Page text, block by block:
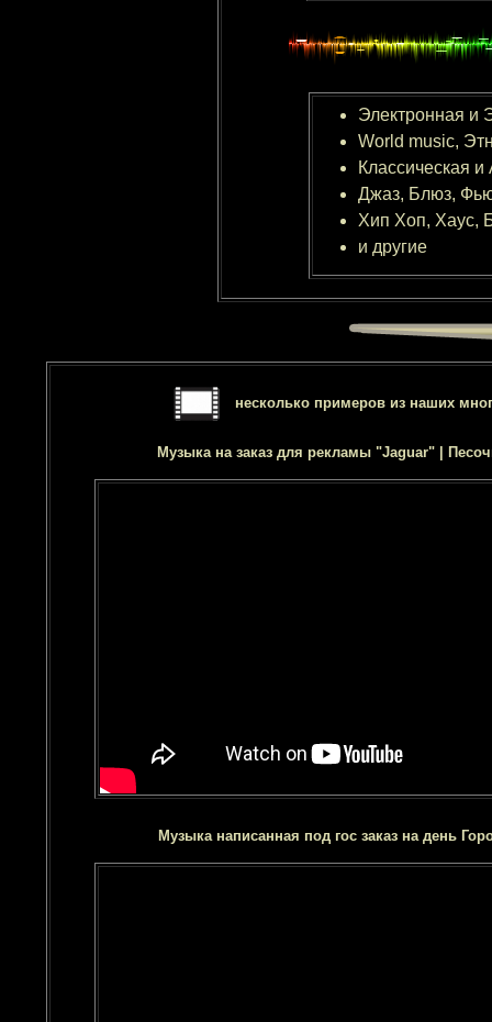
Электронная и
World music,
Классическая
Джаз, Блюз,
Хип Хоп, Хаус,
и другие
несколько примеров из наших
Музыка на заказ для рекламы "Jaguar" |
Музыка написанная под гос заказ на день